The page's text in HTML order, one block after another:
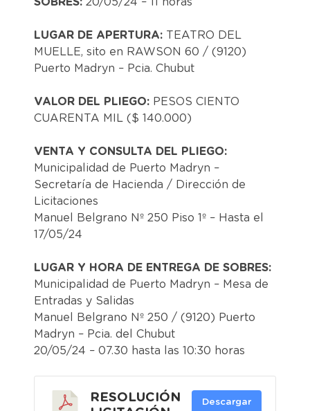
SOBRES: 20/05/24 – 11 horas
LUGAR DE APERTURA: TEATRO DEL
MUELLE, sito en RAWSON 60 / (9120)
Puerto Madryn – Pcia. Chubut
VALOR DEL PLIEGO: PESOS CIENTO
CUARENTA MIL ($ 140.000)
VENTA Y CONSULTA DEL PLIEGO:
Municipalidad de Puerto Madryn –
Secretaría de Hacienda / Dirección de
Licitaciones
Manuel Belgrano Nº 250 Piso 1º – Hasta el
17/05/24
LUGAR Y HORA DE ENTREGA DE SOBRES:
Municipalidad de Puerto Madryn – Mesa de
Entradas y Salidas
Manuel Belgrano Nº 250 / (9120) Puerto
Madryn – Pcia. del Chubut
20/05/24 – 07.30 hasta las 10:30 horas
RESOLUCIÓN
Descargar